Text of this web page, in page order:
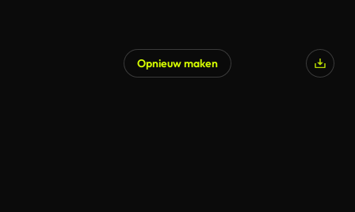
Opnieuw maken